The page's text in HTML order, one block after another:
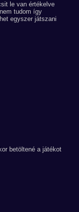
le van értékelve
tudom így
egyszer játszani
betöltené a játékot